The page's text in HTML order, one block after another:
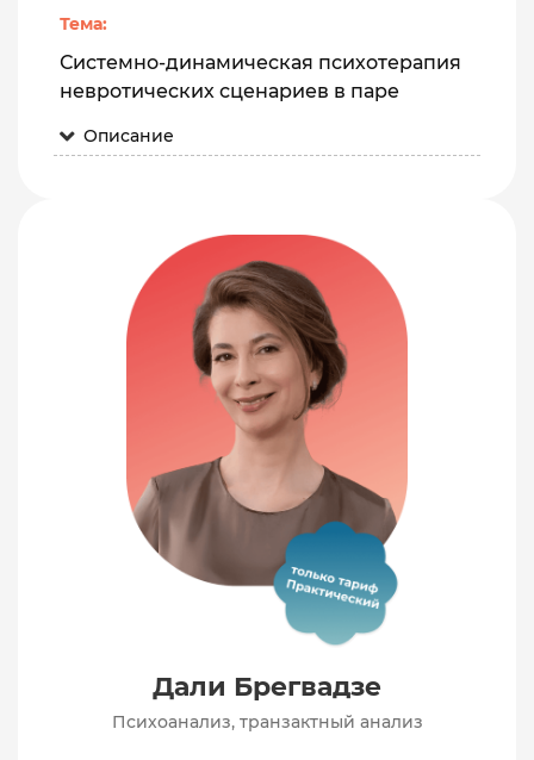
Тема:
Системно-динамическая психотерапия
невротических сценариев в паре
Описание
Дали Брегвадзе
Психоанализ, транзактный анализ